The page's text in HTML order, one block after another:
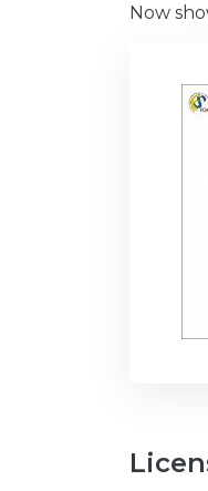
Now